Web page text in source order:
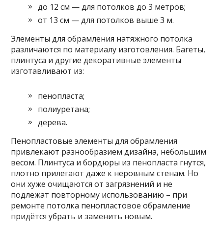
до 12 см — для потолков до 3 метров;
от 13 см — для потолков выше 3 м.
Элементы для обрамления натяжного потолка
различаются по материалу изготовления. Багеты,
плинтуса и другие декоративные элементы
изготавливают из:
пенопласта;
полиуретана;
дерева.
Пенопластовые элементы для обрамления
привлекают разнообразием дизайна, небольшим
весом. Плинтуса и бордюры из пенопласта гнутся,
плотно прилегают даже к неровным стенам. Но
они хуже очищаются от загрязнений и не
подлежат повторному использованию – при
ремонте потолка пенопластовое обрамление
придётся убрать и заменить новым.